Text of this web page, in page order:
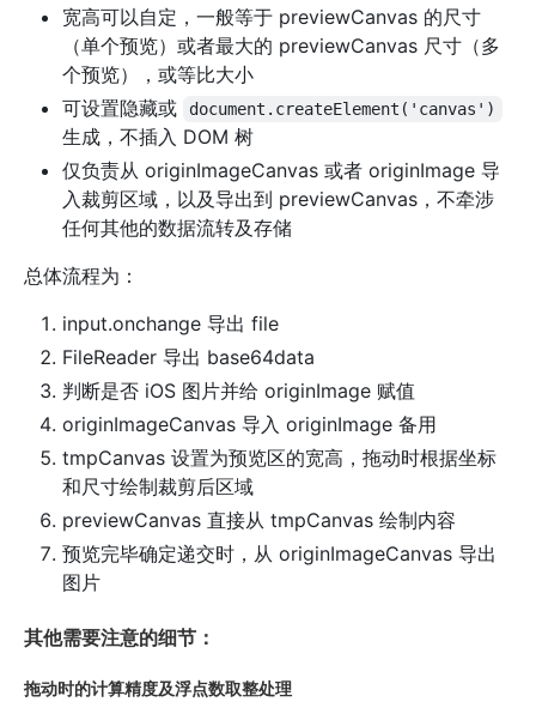
宽高可以自定，一般等于 previewCanvas 的尺寸
（单个预览）或者最大的 previewCanvas 尺寸（多
个预览），或等比大小
可设置隐藏或
document.createElement('canvas')
生成，不插入 DOM 树
仅负责从 originImageCanvas 或者 originImage 导
入裁剪区域，以及导出到 previewCanvas，不牵涉
任何其他的数据流转及存储
总体流程为：
input.onchange 导出 file
FileReader 导出 base64data
判断是否 iOS 图片并给 originImage 赋值
originImageCanvas 导入 originImage 备用
tmpCanvas 设置为预览区的宽高，拖动时根据坐标
和尺寸绘制裁剪后区域
previewCanvas 直接从 tmpCanvas 绘制内容
预览完毕确定递交时，从 originImageCanvas 导出
图片
其他需要注意的细节：
拖动时的计算精度及浮点数取整处理